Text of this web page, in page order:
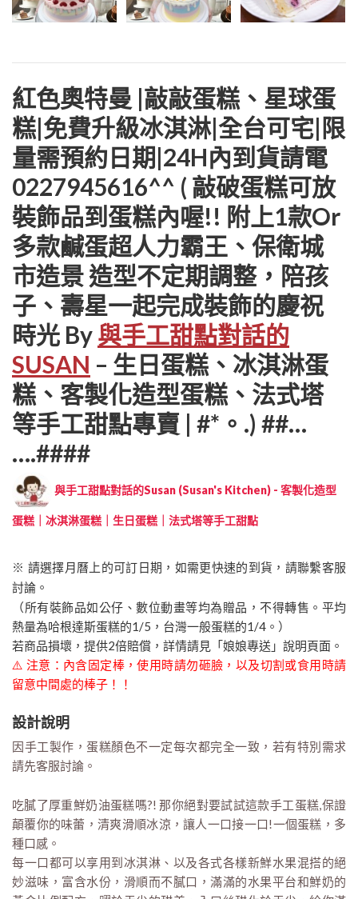
紅色奧特曼 |敲敲蛋糕、星球蛋
糕|免費升級冰淇淋|全台可宅|限
量需預約日期|24H內到貨請電
0227945616^^ ( 敲破蛋糕可放
裝飾品到蛋糕內喔!! 附上1款or
多款鹹蛋超人力霸王、保衛城
市造景 造型不定期調整，陪孩
子、壽星一起完成裝飾的慶祝
時光 By與手工甜點對話的
SUSAN – 生日蛋糕、冰淇淋蛋
糕、客製化造型蛋糕、法式塔
等手工甜點專賣 | #*。.) ##…
….####
與手工甜點對話的Susan (Susan's Kitchen) - 客製化造型
蛋糕｜冰淇淋蛋糕｜生日蛋糕｜法式塔等手工甜點
※ 請選擇月曆上的可訂日期，如需更快速的到貨，請聯繫客服
討論。
（所有裝飾品如公仔、數位動畫等均為贈品，不得轉售。平均
熱量為哈根達斯蛋糕的1/5，台灣一般蛋糕的1/4。）
若商品損壞，提供2倍賠償，詳情請見「娘娘專送」說明頁面。
⚠️ 注意：內含固定棒，使用時請勿砸臉，以及切割或食用時請
留意中間處的棒子！！
設計說明
因手工製作，蛋糕顏色不一定每次都完全一致，若有特別需求
請先客服討論。
吃膩了厚重鮮奶油蛋糕嗎?! 那你絕對要試試這款手工蛋糕,保證
顛覆你的味蕾，清爽滑順冰涼，讓人一口接一口!一個蛋糕，多
種口感。
每一口都可以享用到冰淇淋、以及各式各樣新鮮水果混搭的絕
妙滋味，富含水份，滑順而不膩口，滿滿的水果平台和鮮奶的